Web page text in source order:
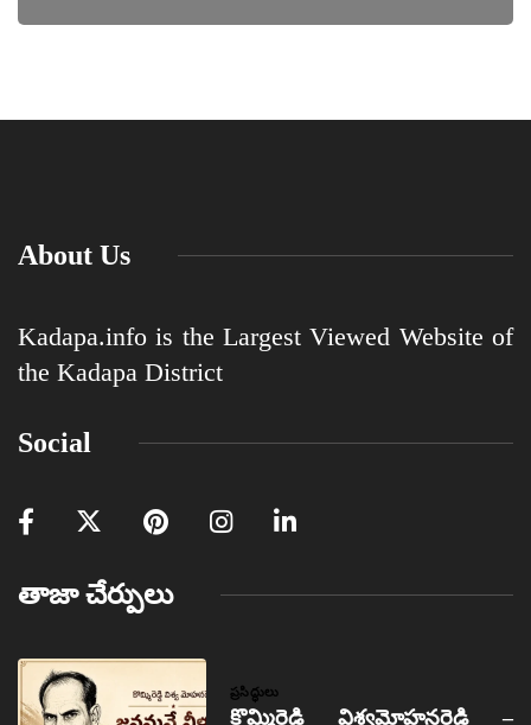
About Us
Kadapa.info is the Largest Viewed Website of
the Kadapa District
Social
తాజా చేర్పులు
ప్రసిద్ధులు
కొమ్మిరెడ్డి విశ్వమోహనరెడ్డి –